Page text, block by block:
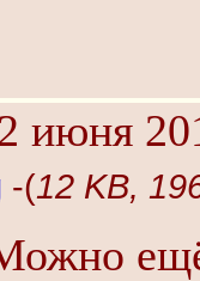
июня
-(12 KB,